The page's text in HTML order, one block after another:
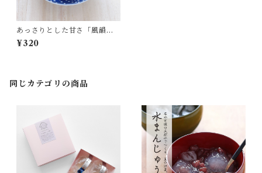
あっさりとした甘さ「風韻菓
水ようかん」
¥320
同じカテゴリの商品